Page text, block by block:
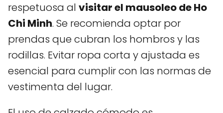
respetuosa al visitar el mausoleo de Ho
Chi Minh. Se recomienda optar por
prendas que cubran los hombros y las
rodillas. Evitar ropa corta y ajustada es
esencial para cumplir con las normas de
vestimenta del lugar.